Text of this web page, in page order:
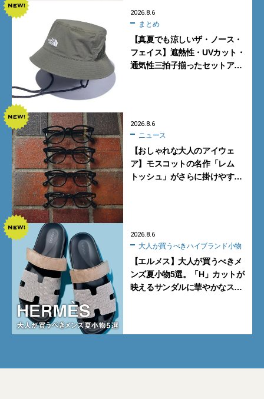
2026.8.6
まとめ
【真夏でも涼しいザ・ノース・
フェイス】遮熱性・UVカット・
通気性三拍子揃ったセットアッ
2026.8.6
ニュース
【おしゃれな大人のアイウェ
ア】モスコットの名作「レム
トッシュ」がさらに掛けやす
2026.8.6
大人が買うべきハイブランド小物
【エルメス】大人が買うべきメ
ンズ夏小物5選。「H」カットが
映えるサンダルに華やかなス